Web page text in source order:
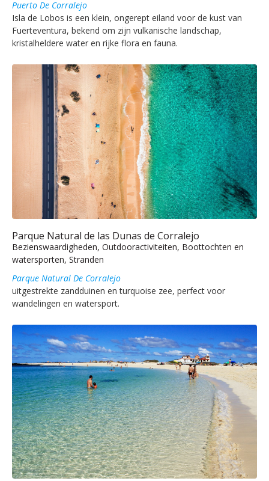
Puerto De Corralejo
Isla de Lobos is een klein, ongerept eiland voor de kust van
Fuerteventura, bekend om zijn vulkanische landschap,
kristalheldere water en rijke flora en fauna.
Parque Natural de las Dunas de Corralejo
Bezienswaardigheden, Outdooractiviteiten, Boottochten en
watersporten, Stranden
Parque Natural De Corralejo
uitgestrekte zandduinen en turquoise zee, perfect voor
wandelingen en watersport.